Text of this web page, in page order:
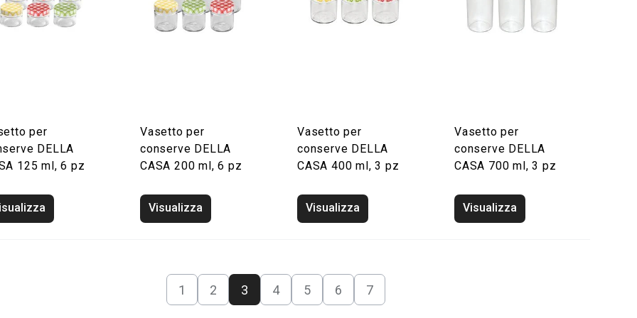
per
DELLA
125 ml, 6 pz
Vasetto per
conserve DELLA
CASA 200 ml, 6 pz
Visualizza
Vasetto per
conserve DELLA
CASA 400 ml, 3 pz
Visualizza
Vasetto per
conserve DELLA
CASA 700 ml, 3 pz
Visualizza
1 2 3 4 5 6 7